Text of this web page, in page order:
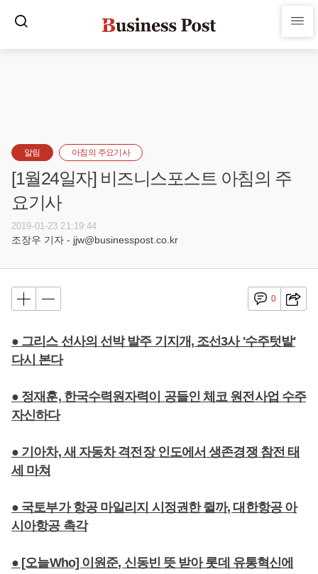
알림 아침의 주요기사
[1월24일자] 비즈니스포스트 아침의 주
요기사
2019-01-23 21:19:44
조장우 기자 - jjw@businesspost.co.kr
0
● 그리스 선사의 선박 발주 기지개, 조선3사 '수주텃밭'
다시 본다
● 정재훈, 한국수력원자력이 공들인 체코 원전사업 수주
자신하다
● 기아차, 새 자동차 격전장 인도에서 생존경쟁 참전 태
세 마쳐
● 국토부가 항공 마일리지 시정권한 쥘까, 대한항공 아
시아항공 촉각
● [오늘Who] 이원준, 신동빈 뜻 받아 롯데 유통혁신에